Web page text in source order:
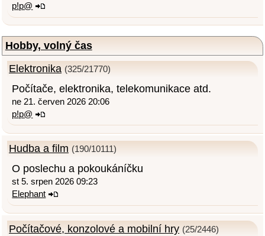
p!p@
Hobby, volný čas
Elektronika (325/21770)
Počítače, elektronika, telekomunikace atd.
ne 21. červen 2026 20:06
p!p@
Hudba a film (190/10111)
O poslechu a pokoukáníčku
st 5. srpen 2026 09:23
Elephant
Počítačové, konzolové a mobilní hry (25/2446)